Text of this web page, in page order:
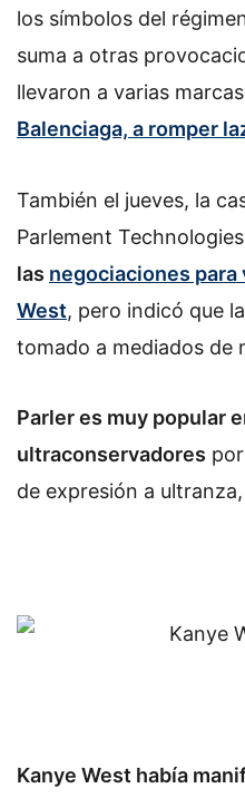
los símbolos del
suma a otras
llevaron a varias
Balenciaga, a romper
También el jueves, la
Parlement
las negociaciones para
West, pero indicó que
tomado a mediados de
Parler es muy popular
ultraconservadores
de expresión a
Kanye West había